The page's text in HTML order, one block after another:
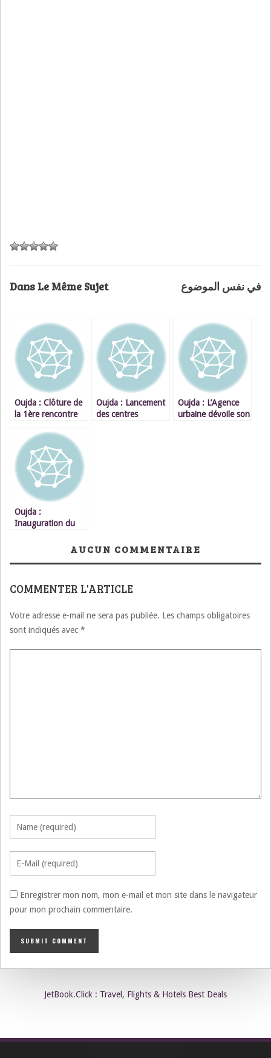
Dans Le Même Sujet في نفس الموضوع
Oujda : Clôture de
la 1ère rencontre
internationale
d’Oujda
Oujda : Lancement
des centres
Oujda : L’Agence
urbaine dévoile son
Oujda :
Inauguration du
régional du CCDHAUCUN COMMENTAIRE
COMMENTER L'ARTICLE
Votre adresse e-mail ne sera pas publiée. Les champs obligatoires
sont indiqués avec *
Enregistrer mon nom, mon e-mail et mon site dans le navigateur
pour mon prochain commentaire.
JetBook.Click : Travel, Flights & Hotels Best Deals